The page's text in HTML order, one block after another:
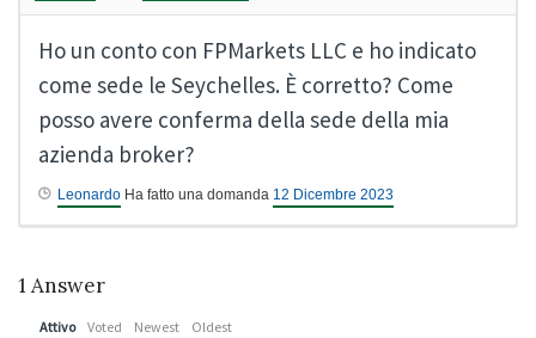
Ho un conto con FPMarkets LLC e ho indicato
come sede le Seychelles. È corretto? Come
posso avere conferma della sede della mia
azienda broker?
Leonardo Ha fatto una domanda 12 Dicembre 2023
1 Answer
Attivo Voted Newest Oldest